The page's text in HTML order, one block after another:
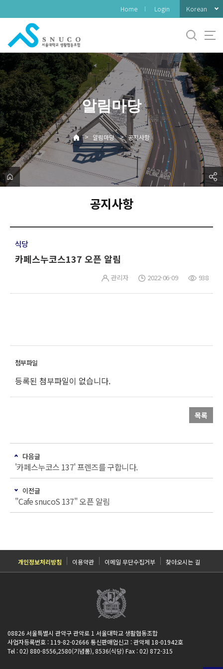
로
메
뉴
Home Login Korean
알림마당
> 알림마당 > 공지사항
공지사항
식당
카페스누코스137 오픈 알림
관리자 2022-06-09 938
등록된 첨부파일이 없습니다.
목록
다음글
'카페스누코스 137' 프렌즈를 구합니다.
이전글
"Cafe snucoS 137" 오픈 알림
개인정보처리방침 이용약관 이메일 무단수집거부 찾아오시는 길
08826 서울특별시 관악구 관악로 1 서울대학교 생활협동조합
사업자등록번호 : 119-82-02666 통신판매업신고 : 관악제 18-01942호
Tel : 02) 880-8556,2580(기념품), 8536(식당) Fax : 02) 872-315